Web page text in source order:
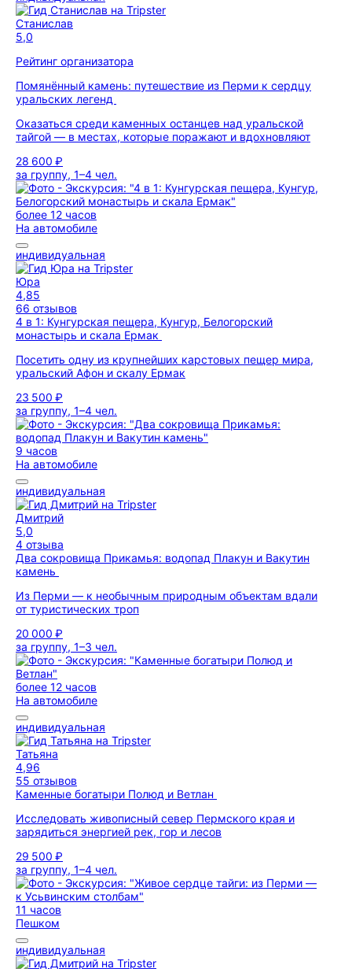
Станислав
5,0
Рейтинг организатора
Помянённый камень: путешествие из Перми к сердцу
уральских легенд
Оказаться среди каменных останцев над уральской
тайгой — в местах, которые поражают и вдохновляют
28 600 ₽
за группу, 1–4 чел.
более 12 часов
На автомобиле
индивидуальная
Юра
4,85
66 отзывов
4 в 1: Кунгурская пещера, Кунгур, Белогорский
монастырь и скала Ермак
Посетить одну из крупнейших карстовых пещер мира,
уральский Афон и скалу Ермак
23 500 ₽
за группу, 1–4 чел.
9 часов
На автомобиле
индивидуальная
Дмитрий
5,0
4 отзыва
Два сокровища Прикамья: водопад Плакун и Вакутин
камень
Из Перми — к необычным природным объектам вдали
от туристических троп
20 000 ₽
за группу, 1–3 чел.
более 12 часов
На автомобиле
индивидуальная
Татьяна
4,96
55 отзывов
Каменные богатыри Полюд и Ветлан
Исследовать живописный север Пермского края и
зарядиться энергией рек, гор и лесов
29 500 ₽
за группу, 1–4 чел.
11 часов
Пешком
индивидуальная